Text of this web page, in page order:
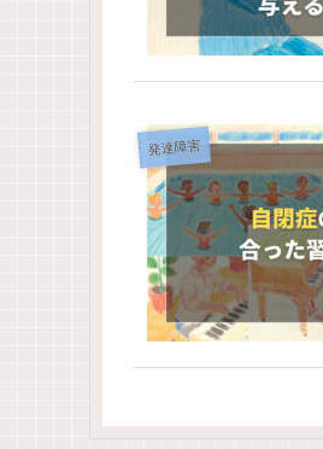
発達障害